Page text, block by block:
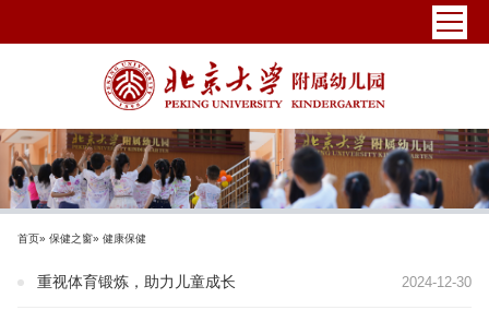
首页» 保健之窗» 健康保健
重视体育锻炼，助力儿童成长 2024-12-30